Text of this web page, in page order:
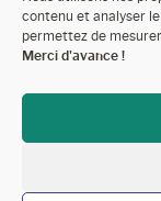
contenu et analyser
permettez de
Merci d'avance !
Politique de
Espace pro’